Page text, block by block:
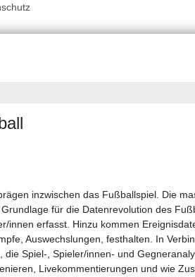
inzwischen das Fußballspiel. Die
für die Datenrevolution des
innen erfasst. Hinzu kommen
Auswechslungen, festhalten. In
Spiel-, Spieler/innen- und
Livekommentierungen und wie